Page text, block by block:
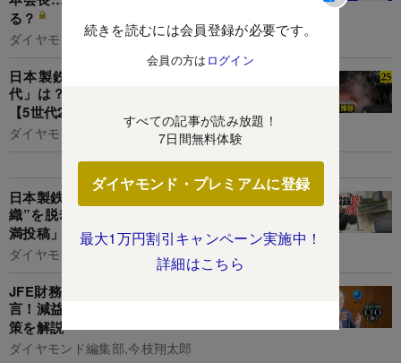
続きを読むには会員登録が必要です。
会員の方は ログイン
すべての記事が読み放題！
7日間無料体験
ダイヤモンド・プレミアムに登録
最大1万円割引キャンペーン実施中！
詳細はこちら
る？
ダイヤモンド編集部,清水理裕
日本製鉄、JFE、神戸製鋼の年収「得をした世
代」は？日本製鉄と神戸製鋼は若手社員が優位
【5世代20年間の推移を独自試算】
ダイヤモンド編集部,清水理裕
日本製鉄、JFE、神戸製鋼…鉄鋼3社は“昭和な組
織”を脱却したのか？社員によるSNS等への「不
満投稿」の数と内容を徹底比較！
ダイヤモンド編集部,今枝翔太郎
JFE財務トップが「特に重要な指標は株価」と断
言！減益見通しでの配当維持の理由や財務健全化
策を解説
ダイヤモンド編集部,今枝翔太郎